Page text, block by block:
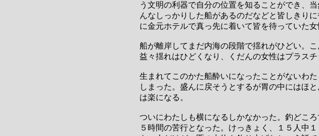
う文明の利器で自分の位置を知ることができ、
んなしっかりした船があるのだなどと皆しきり
に金元ホテルで真っ先に着いて皆を待っていた
船が離岸してまだ内海の段階で揺れがひどい。
益々揺れはひどくなり、くだんの女性はプラス
生まれてこのかた船酔いになったことがないわ
しまった。盛んに戻そうとするが胃の中にはほ
は楽になる。
ついにわたしも横になるしかなかった。釣どこ
５時間の苦行となった。けっきょく、１５人中